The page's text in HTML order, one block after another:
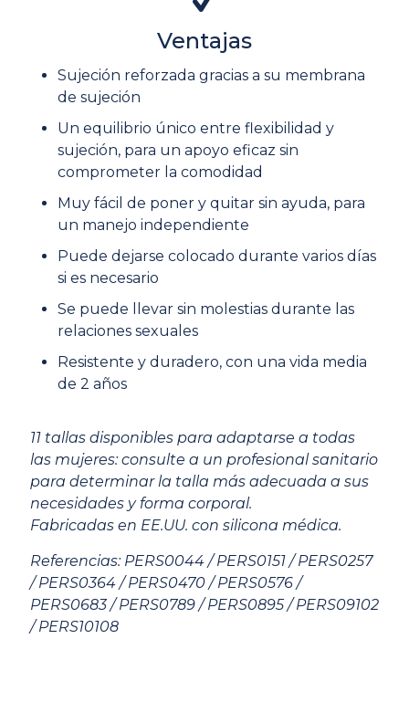
Ventajas
Sujeción reforzada gracias a su membrana
de sujeción
Un equilibrio único entre flexibilidad y
sujeción, para un apoyo eficaz sin
comprometer la comodidad
Muy fácil de poner y quitar sin ayuda, para
un manejo independiente
Puede dejarse colocado durante varios días
si es necesario
Se puede llevar sin molestias durante las
relaciones sexuales
Resistente y duradero, con una vida media
de 2 años
11 tallas disponibles para adaptarse a todas
las mujeres: consulte a un profesional sanitario
para determinar la talla más adecuada a sus
necesidades y forma corporal.
Fabricadas en EE.UU. con silicona médica.
Referencias: PERS0044 / PERS0151 / PERS0257
/ PERS0364 / PERS0470 / PERS0576 /
PERS0683 / PERS0789 / PERS0895 / PERS09102
/ PERS10108